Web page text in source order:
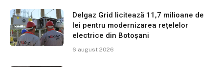
Delgaz Grid licitează 11,7 milioane de
lei pentru modernizarea rețelelor
electrice din Botoșani
6 august 2026